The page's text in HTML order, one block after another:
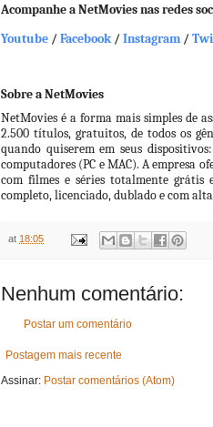
Acompanhe a NetMovies nas redes
Youtube / Facebook / Instagram /
Sobre a NetMovies
NetMovies é a forma mais simples de
2.500 títulos, gratuitos, de todos os
quando quiserem em seus
computadores (PC e MAC). A empresa
com filmes e séries totalmente grátis
completo, licenciado, dublado e com
at 18:05
Nenhum comentário:
Postar um comentário
Postagem mais recente
Assinar: Postar comentários (Atom)